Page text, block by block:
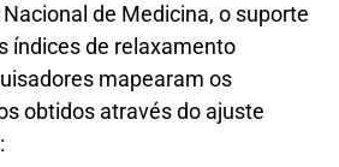
de Medicina, o suporte
índices de relaxamento
mapearam os
obtidos através do ajuste